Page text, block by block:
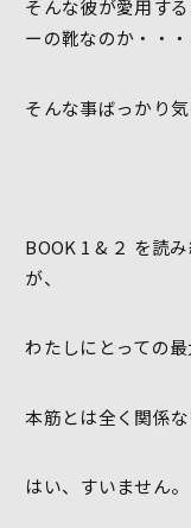
そんな彼が愛用す
ーの靴なのか・・・
そんな事ばっかり気
BOOK 1 & ２ を読
が、
わたしにとっての最
本筋とは全く関係な
はい、すいません。